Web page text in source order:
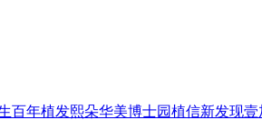
百年植发熙朵华美博士园植信新发现壹